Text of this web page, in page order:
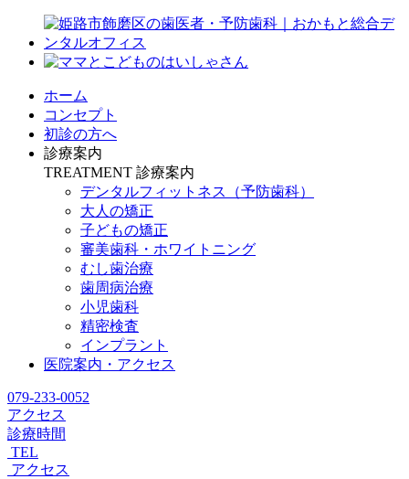
ホーム
コンセプト
初診の方へ
診療案内
TREATMENT 診療案内
デンタルフィットネス
（予防歯科）
大人の矯正
子どもの矯正
審美歯科・ホワイトニング
むし歯治療
歯周病治療
小児歯科
精密検査
インプラント
医院案内・アクセス
079-233-0052
アクセス
診療時間
TEL
アクセス